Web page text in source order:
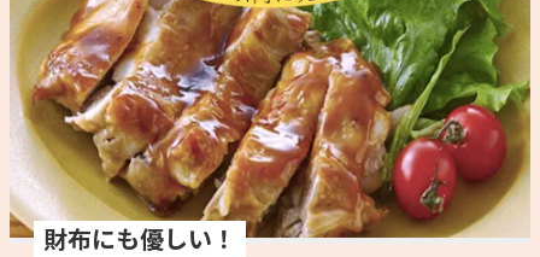
ホーム
コンテンツ
レシピ
トーク
きゅうり なす トマト
とうもろこし
ピーマン
みょうが ゴーヤ
財布にも優しい！